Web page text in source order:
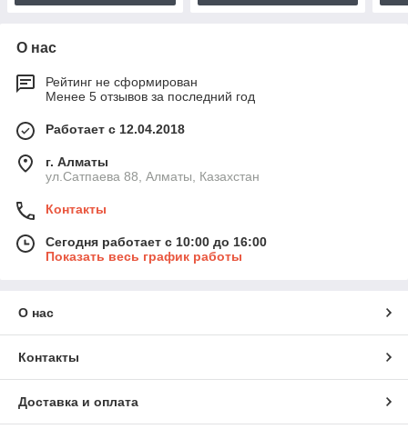
О нас
Рейтинг не сформирован
Менее 5 отзывов за последний год
Работает с 12.04.2018
г. Алматы
ул.Сатпаева 88, Алматы, Казахстан
Контакты
Сегодня работает с 10:00 до 16:00
Показать весь график работы
О нас
Контакты
Доставка и оплата